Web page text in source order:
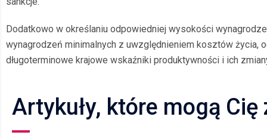
Dodatkowo w określaniu odpowiedniej wysokości
wynagrodzeń minimalnych z uwzględnieniem kosztów życia,
długoterminowe krajowe wskaźniki produktywności i ich
Artykuły, które mogą